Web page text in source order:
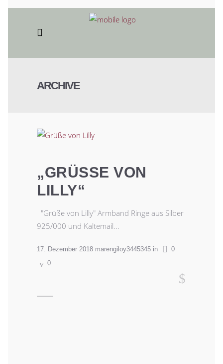
ARCHIVE
„GRÜSSE VON L
ILLY“
"Grüße von Lilly" Armband Ringe aus Silber
925/000 und Kaltemail...
17. Dezember 2018 marengiloy3445345 in
0
0